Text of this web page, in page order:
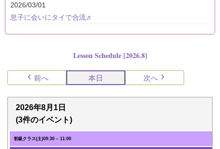
2026/03/01
息子に会いにタイで合流♬
Lesson Schedule [2026.8]
前へ 本日 次へ
2026年8月1日
(3件のイベント)
初級クラス(土)09:30 – 11:00